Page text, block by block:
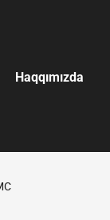
Haqqımızda